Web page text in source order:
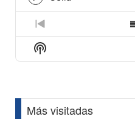
play
icon
Previous
Episode
Show
Podcast
Más visitadas